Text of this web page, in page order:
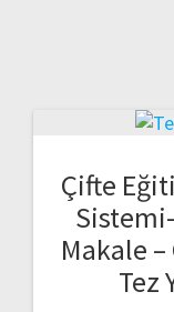
Çifte
Makale –
Tez